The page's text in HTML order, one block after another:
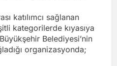
katılımcı sağlanan
kategorilerde kıyasıya
Belediyesi’nin
organizasyonda;